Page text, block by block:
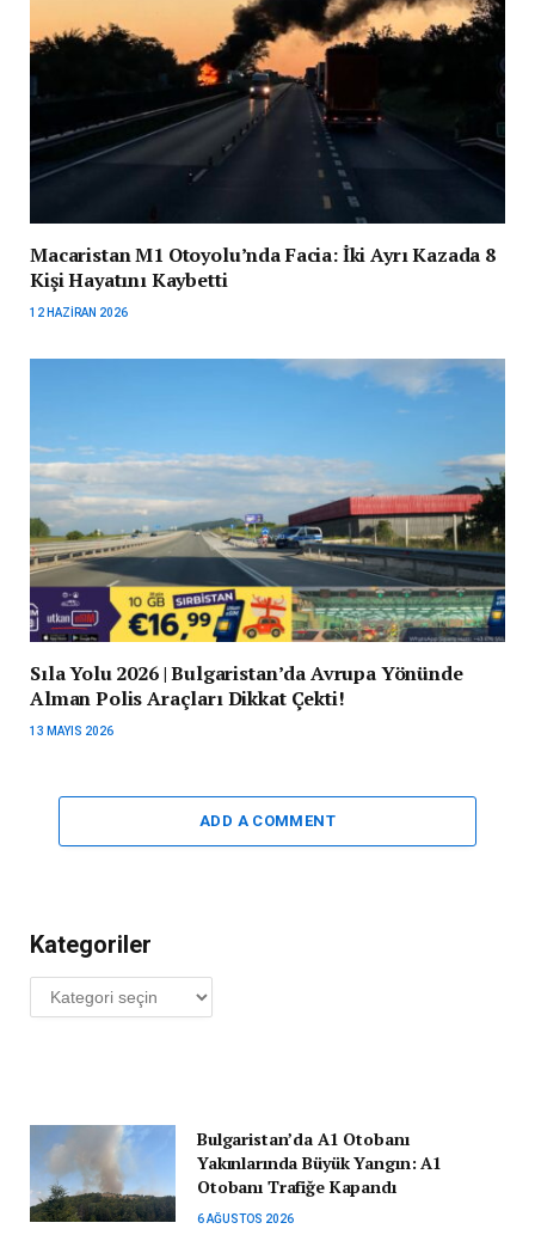
Macaristan M1 Otoyolu’nda Facia: İki Ayrı Kazada 8
Kişi Hayatını Kaybetti
12 HAZIRAN 2026
Sıla Yolu 2026 | Bulgaristan’da Avrupa Yönünde
Alman Polis Araçları Dikkat Çekti!
13 MAYIS 2026
ADD A COMMENT
Kategoriler
Kategoriler
Bulgaristan’da A1 Otobanı
Yakınlarında Büyük Yangın: A1
Otobanı Trafiğe Kapandı
6 AĞUSTOS 2026